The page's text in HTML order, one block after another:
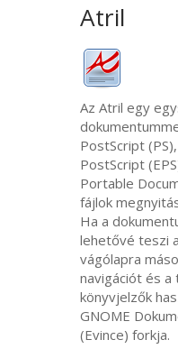
Atril
Az Atril egy
PostScript (PS
PostScript (EPS
Portable
fájlok
Ha a
lehetővé teszi
vágólapra
navigációt és
könyvjelzők
GNOME
(Evince) forkja.